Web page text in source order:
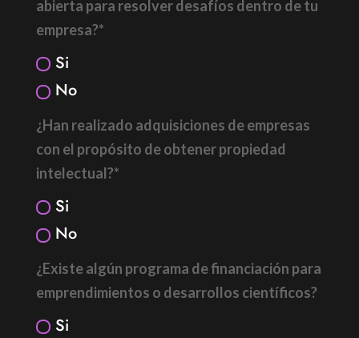
abierta para resolver desafíos dentro de tu
empresa?*
Si
No
¿Han realizado adquisiciones de empresas
con el propósito de obtener propiedad
intelectual?*
Si
No
¿Existe algún programa de financiación para
emprendimientos o desarrollos científicos?
Si